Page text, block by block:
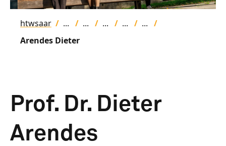
htwsaar
Arendes Dieter
Prof. Dr. Dieter
Arendes